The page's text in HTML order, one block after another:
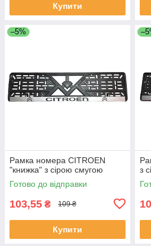
Купити
–5%
Рамка номера CITROEN
"книжка" з сірою смугою
Готово до відправки
103,55 ₴ 109 ₴
Купити
з